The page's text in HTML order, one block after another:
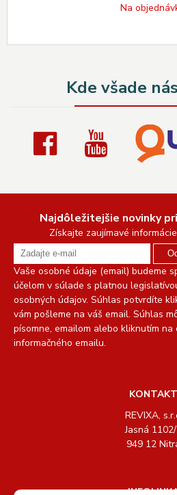
Na
Kde všade
Najdôležitejšie novinky
Získajte zaujímavé
Vaše osobné údaje (email) budeme
účelom v súlade s platnou
osobných údajov. Súhlas potvrdíte
vám pošleme na váš email. Súhlas
písomne, emailom alebo kliknutím
informačného emailu.
KONTAKT
REVIXA,
Jasná
949 12